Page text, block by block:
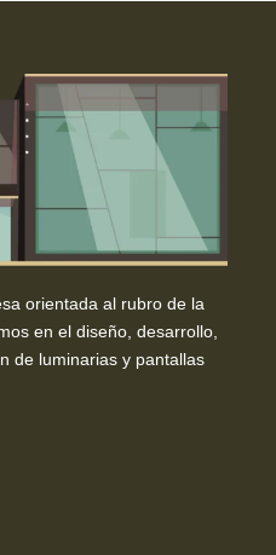
orientada al rubro de la
en el diseño, desarrollo,
de luminarias y pantallas